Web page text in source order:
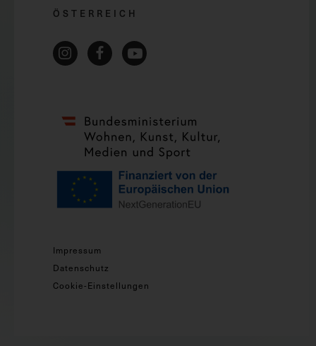
ÖSTERREICH
Impressum
Datenschutz
Cookie-Einstellungen